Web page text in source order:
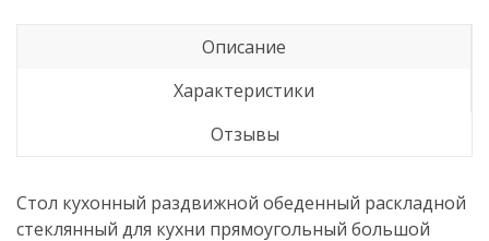
Описание
Характеристики
Отзывы
Стол кухонный раздвижной обеденный раскладной
стеклянный для кухни прямоугольный большой